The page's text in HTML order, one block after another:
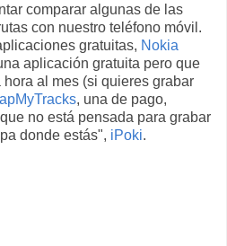
comparar algunas de las
con nuestro teléfono móvil.
gratuitas, Nokia
aplicación gratuita pero que
al mes (si quieres grabar
, una de pago,
no está pensada para grabar
donde estás", iPoki.